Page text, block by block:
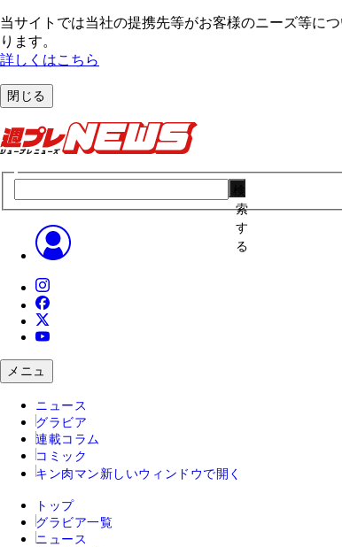
当サイトでは当社の提携先等がお客様のニーズ等に
ります。
詳しくはこちら
閉じる
索
す
る
メニュ
ニュース
グラビア
連載コラム
コミック
キン肉マン 新しいウィンドウで開く
トップ
グラビア一覧
ニュース